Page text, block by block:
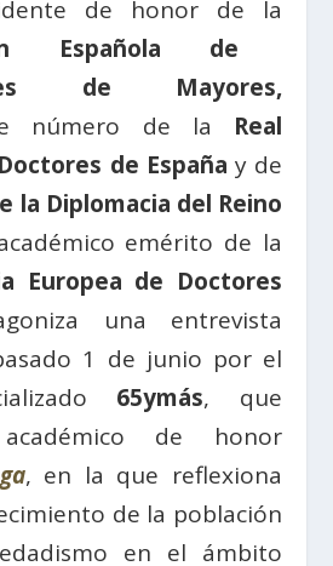
de honor de la
Española de
de Mayores,
número de la Real
de España y de
la Diplomacia del Reino
emérito de la
Europea de Doctores
una entrevista
1 de junio por el
65ymás, que
de honor
, en la que reflexiona
de la población
en el ámbito